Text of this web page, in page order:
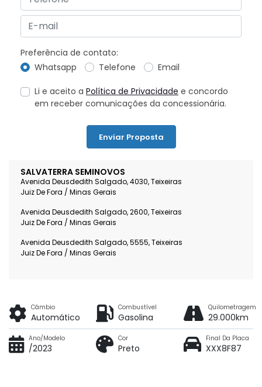
SALVATERRA SEMINOVOS
Avenida Deusdedith Salgado, 4030, Teixeiras
Juiz De Fora / Minas Gerais
Avenida Deusdedith Salgado, 2600, Teixeiras
Juiz De Fora / Minas Gerais
Avenida Deusdedith Salgado, 5555, Teixeiras
Juiz De Fora / Minas Gerais
Preferência de contato:
Whatsapp
Telefone Email
Li e aceito a Política de Privacidade e concordo
em receber comunicações da concessionária.
Enviar Proposta
Câmbio
Automático
Combustível
Gasolina
Quilometragem
29.000km
Ano/Modelo
/2023
Cor
Preto
Final Da Placa
XXX8F87